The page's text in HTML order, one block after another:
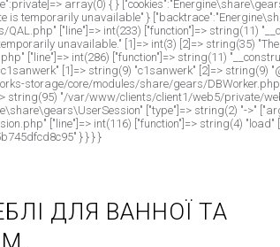
array(0) { }
is temporarily unavailable" }
["line"]=> int(233) ["function"]=> string(11)
unavailable." [1]=> int(3) [2]=> string(35)
["line"]=> int(286) ["function"]=> string(11)
[1]=> string(9) "c1sanwerk" [2]=> string(9)
storage/core/modules/share/gears/
string(95) "/var/www/clients/client1/web5/private/
["type"]=> string(2) "->"
["line"]=> int(116) ["function"]=> string(4) "load"
} } } }
ДЛЯ ВАННОЇ ТА